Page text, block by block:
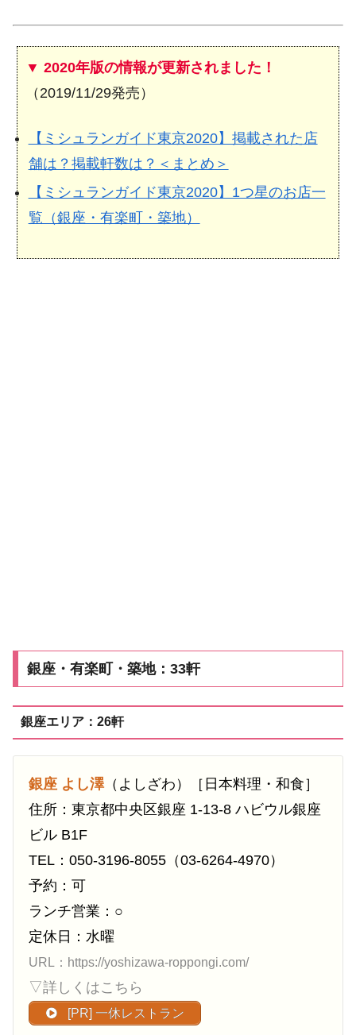
▼ 2020年版の情報が更新されました！
（2019/11/29発売）
【ミシュランガイド東京2020】掲載された店
舗は？掲載軒数は？＜まとめ＞
【ミシュランガイド東京2020】1つ星のお店一
覧（銀座・有楽町・築地）
銀座・有楽町・築地：33軒
銀座エリア：26軒
銀座 よし澤（よしざわ）［日本料理・和食］
住所：東京都中央区銀座 1-13-8 ハビウル銀座
ビル B1F
TEL：050-3196-8055（03-6264-4970）
予約：可
ランチ営業：○
定休日：水曜
URL：https://yoshizawa-roppongi.com/
▽詳しくはこちら
[PR] 一休レストラン